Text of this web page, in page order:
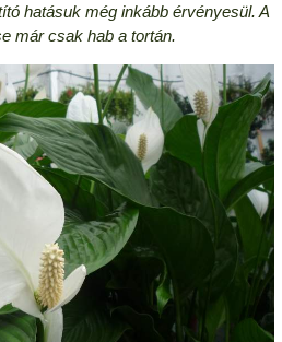
hatásuk még inkább érvényesül. A
már csak hab a tortán.